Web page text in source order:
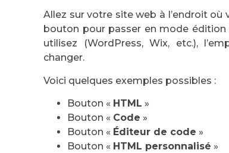
Allez sur votre site web à l’endroit
bouton pour passer en mode
utilisez (WordPress, Wix, etc.),
changer.
Voici quelques exemples possibles :
Bouton « HTML »
Bouton « Code »
Bouton « Éditeur de code »
Bouton « HTML personnalisé »